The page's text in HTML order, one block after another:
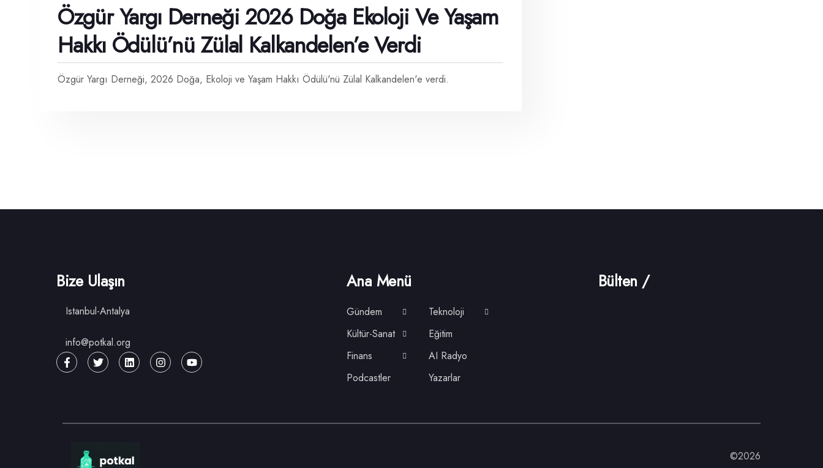
Özgür Yargı Derneği 2026 Doğa Ekoloji Ve Yaşam
Hakkı Ödülü’nü Zülal Kalkandelen’e Verdi
Özgür Yargı Derneği, 2026 Doğa, Ekoloji ve Yaşam Hakkı Ödülü'nü Zülal Kalkandelen'e verdi.
Bize Ulaşın
Istanbul-Antalya
info@potkal.org
Ana Menü
Gündem
Teknoloji
Kültür-Sanat
Eğitim
Finans
AI Radyo
Podcastler
Yazarlar
Bülten /
©2026